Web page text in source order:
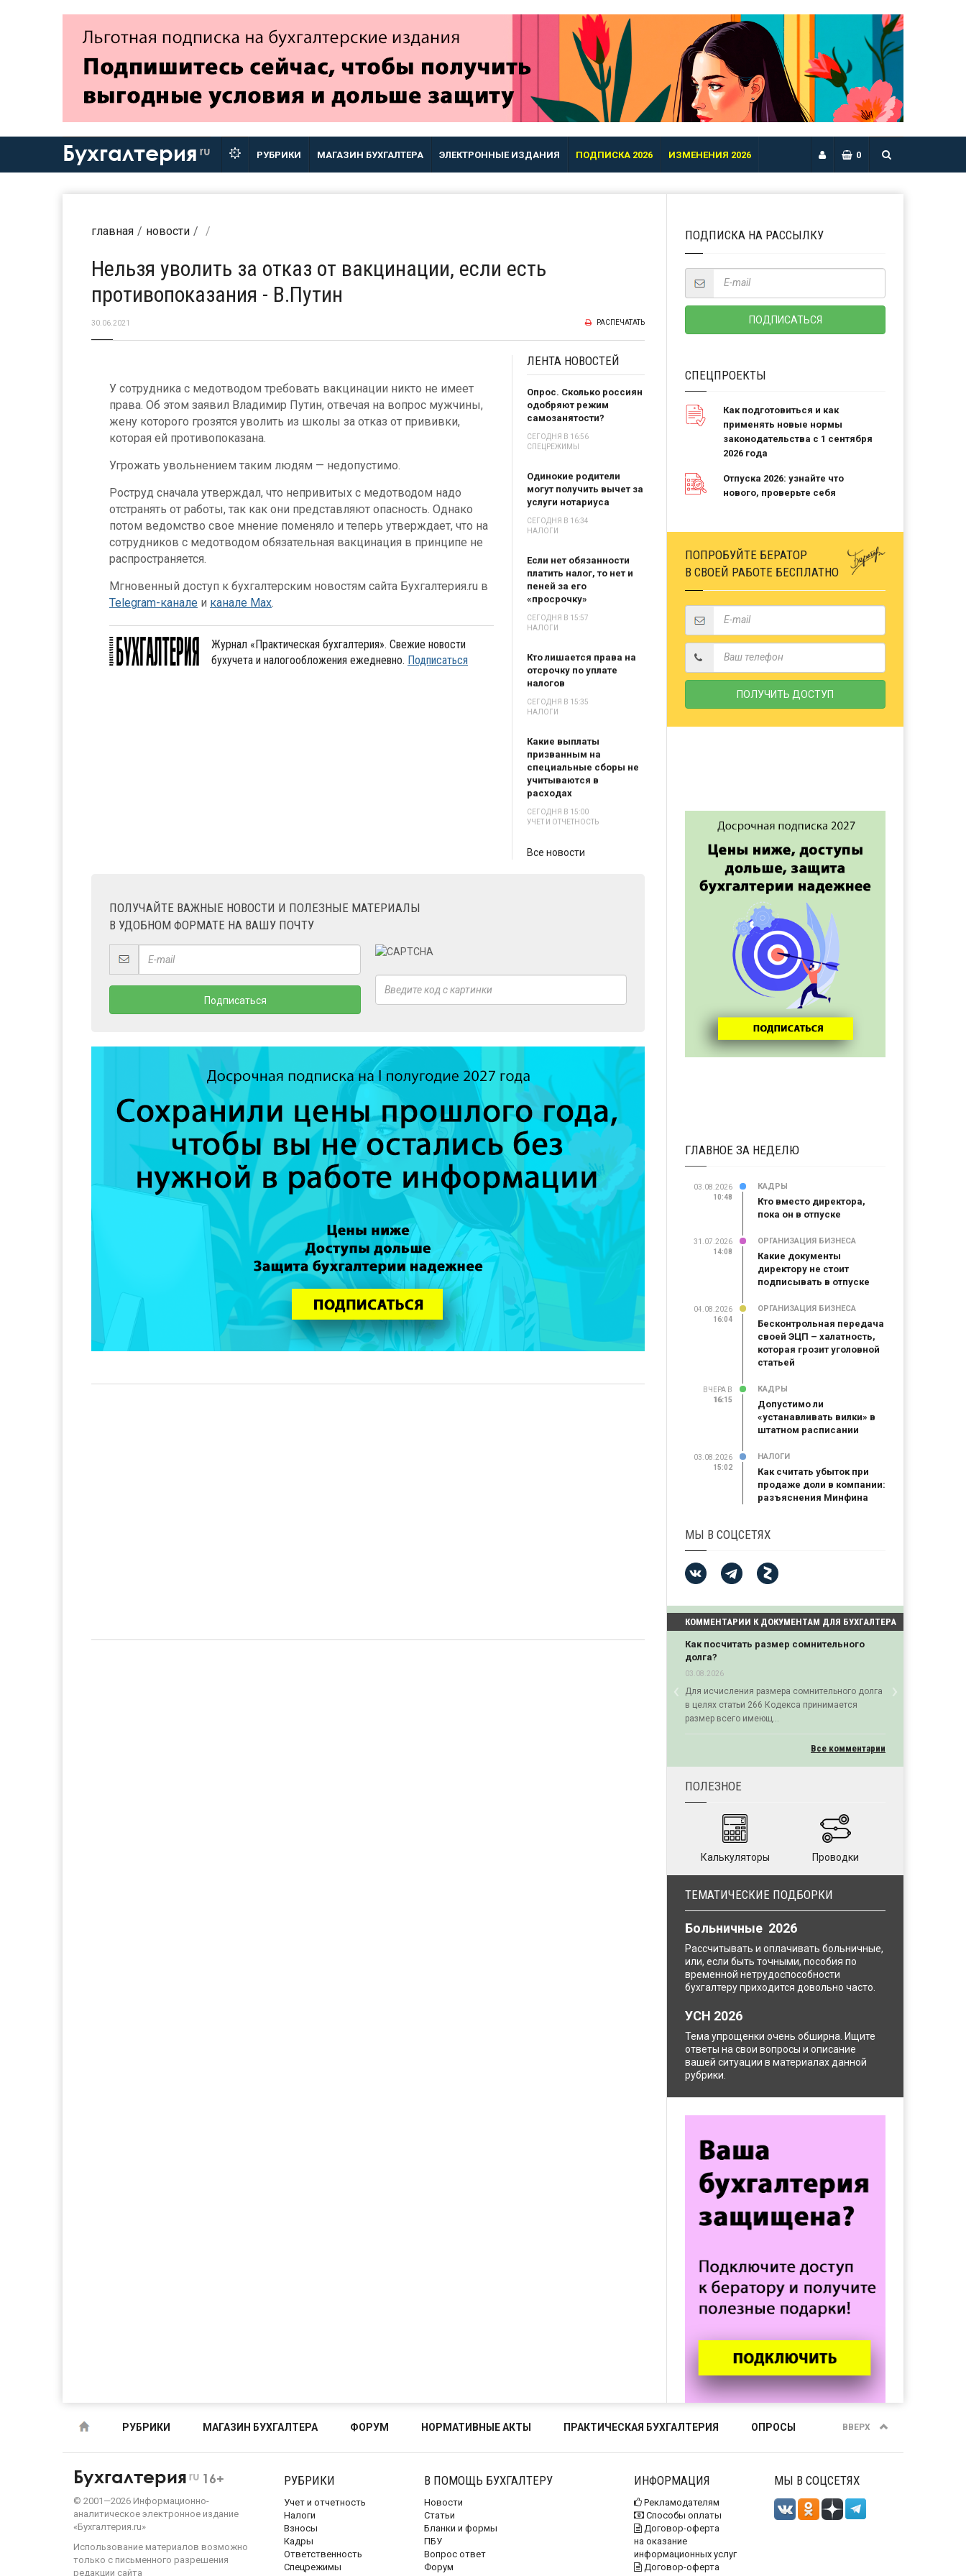
Бухгалтерия ru РУБРИКИ МАГАЗИН БУХГАЛТЕРА ЭЛЕКТРОННЫЕ ИЗДАНИЯ ПОДПИСКА 2026 ИЗМЕНЕНИЯ 2026 0
главная новости
Нельзя уволить за отказ от вакцинации, если есть
противопоказания - В.Путин
30.06.2021 РАСПЕЧАТАТЬ
У сотрудника с медотводом требовать вакцинации никто не имеет
права. Об этом заявил Владимир Путин, отвечая на вопрос мужчины,
жену которого грозятся уволить из школы за отказ от прививки,
которая ей противопоказана.
Угрожать увольнением таким людям — недопустимо.
Роструд сначала утверждал, что непривитых с медотводом надо
отстранять от работы, так как они представляют опасность. Однако
потом ведомство свое мнение поменяло и теперь утверждает, что на
сотрудников с медотводом обязательная вакцинация в принципе не
распространяется.
Мгновенный доступ к бухгалтерским новостям сайта Бухгалтерия.ru в
Telegram-канале и канале Max.
Журнал «Практическая бухгалтерия». Свежие новости
бухучета и налогообложения ежедневно. Подписаться
ЛЕНТА НОВОСТЕЙ
Опрос. Сколько россиян
одобряют режим
самозанятости?
СЕГОДНЯ В 16:56
СПЕЦРЕЖИМЫ
Одинокие родители
могут получить вычет за
услуги нотариуса
СЕГОДНЯ В 16:34
НАЛОГИ
Если нет обязанности
платить налог, то нет и
пеней за его
«просрочку»
СЕГОДНЯ В 15:57
НАЛОГИ
Кто лишается права на
отсрочку по уплате
налогов
СЕГОДНЯ В 15:35
НАЛОГИ
Какие выплаты
призванным на
специальные сборы не
учитываются в
расходах
СЕГОДНЯ В 15:00
УЧЕТ И ОТЧЕТНОСТЬ
Все новости
ПОЛУЧАЙТЕ ВАЖНЫЕ НОВОСТИ И ПОЛЕЗНЫЕ МАТЕРИАЛЫ
В УДОБНОМ ФОРМАТЕ НА ВАШУ ПОЧТУ
ПОДПИСКА НА РАССЫЛКУ
СПЕЦПРОЕКТЫ
Как подготовиться и как
применять новые нормы
законодательства с 1 сентября
2026 года
Отпуска 2026: узнайте что
нового, проверьте себя
ПОПРОБУЙТЕ БЕРАТОР
В СВОЕЙ РАБОТЕ БЕСПЛАТНО
ГЛАВНОЕ ЗА НЕДЕЛЮ
03.08.2026
10:48
КАДРЫ
Кто вместо директора,
пока он в отпуске
31.07.2026
14:08
ОРГАНИЗАЦИЯ БИЗНЕСА
Какие документы
директору не стоит
подписывать в отпуске
04.08.2026
16:04
ОРГАНИЗАЦИЯ БИЗНЕСА
Бесконтрольная передача
своей ЭЦП – халатность,
которая грозит уголовной
статьей
ВЧЕРА В
16:15
16:15
КАДРЫ
Допустимо ли
«устанавливать вилки» в
штатном расписании
03.08.2026
15:02
НАЛОГИ
Как считать убыток при
продаже доли в компании:
разъяснения Минфина
МЫ В СОЦСЕТЯХ
КОММЕНТАРИИ К ДОКУМЕНТАМ ДЛЯ БУХГАЛТЕРА
Как посчитать размер сомнительного
долга?
03.08.2026
Для исчисления размера сомнительного долга
в целях статьи 266 Кодекса принимается
размер всего имеющ...
‹Previous ›Next
Все комментарии
ПОЛЕЗНОЕ
Калькуляторы Проводки
ТЕМАТИЧЕСКИЕ ПОДБОРКИ
Больничные 2026
Рассчитывать и оплачивать больничные,
или, если быть точными, пособия по
временной нетрудоспособности
бухгалтеру приходится довольно часто.
УСН 2026
Тема упрощенки очень обширна. Ищите
ответы на свои вопросы и описание
вашей ситуации в материалах данной
рубрики.
РУБРИКИ МАГАЗИН БУХГАЛТЕРА ФОРУМ НОРМАТИВНЫЕ АКТЫ ПРАКТИЧЕСКАЯ БУХГАЛТЕРИЯ ОПРОСЫ ВВЕРХ
Бухгалтерия ru 16+
© 2001—2026 Информационно-
аналитическое электронное издание
«Бухгалтерия.ru»
Использование материалов возможно
только с письменного разрешения
редакции сайта
РУБРИКИ
Учет и отчетность
Налоги
Взносы
Кадры
Ответственность
Спецрежимы
В ПОМОЩЬ БУХГАЛТЕРУ
Новости
Статьи
Бланки и формы
ПБУ
Вопрос ответ
Форум
ИНФОРМАЦИЯ
Рекламодателям
Способы оплаты
Договор-оферта
на оказание
информационных услуг
Договор-оферта
МЫ В СОЦСЕТЯХ